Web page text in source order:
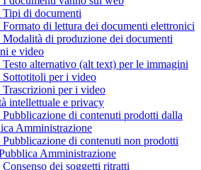
Tipi di documenti
Formato di lettura dei documenti elettronici
Modalità di produzione dei documenti
e video
Testo alternativo (alt text) per le immagini
Sottotitoli per i video
Trascrizioni per i video
intellettuale e privacy
Pubblicazione di contenuti prodotti dalla
Amministrazione
Pubblicazione di contenuti non prodotti
Amministrazione
dei soggetti ritratti